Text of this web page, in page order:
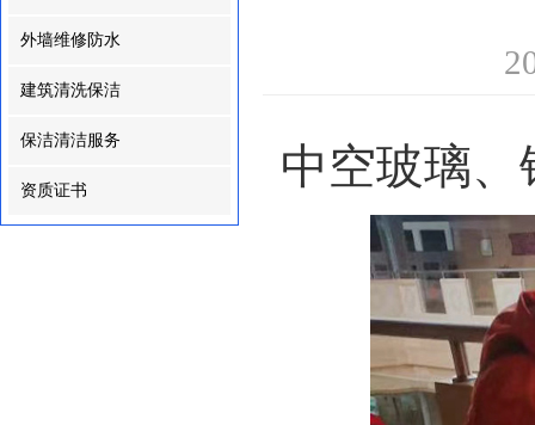
外墙维修防水
建筑清洗保洁
保洁清洁服务
资质证书 中空玻璃